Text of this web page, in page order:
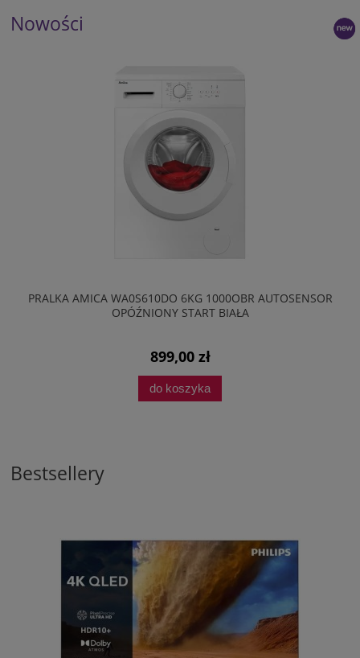
Nowości
PRALKA AMICA WA0S610DO 6KG 1000OBR AUTOSENSOR
OPÓŹNIONY START BIAŁA
899,00 zł
do koszyka
Bestsellery